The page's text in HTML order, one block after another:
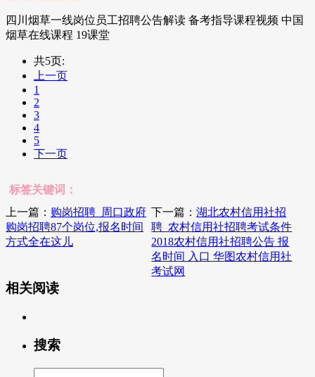
四川烟草一线岗位员工招聘公告解读 备考指导课程视频 中国
烟草在线课程 19课堂
共5页:
上一页
1
2
3
4
5
下一页
标签关键词：
上一篇： 购岗招聘_周口政府
购岗招聘87个岗位,报名时间
方式全在这儿
下一篇：湖北农村信用社招
聘_农村信用社招聘考试条件
2018农村信用社招聘公告 报
名时间 入口 华图农村信用社
考试网
相关阅读
搜索